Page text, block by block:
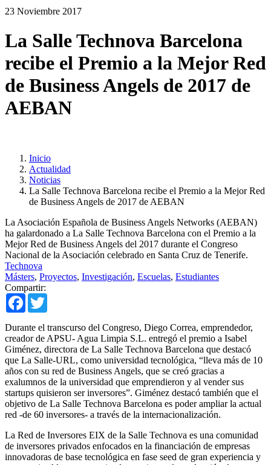
23 Noviembre 2017
La Salle Technova Barcelona
recibe el Premio a la Mejor Red
de Business Angels de 2017 de
AEBAN
Inicio
Actualidad
Noticias
La Salle Technova Barcelona recibe el Premio a la Mejor Red
de Business Angels de 2017 de AEBAN
La Asociación Española de Business Angels Networks (AEBAN)
ha galardonado a La Salle Technova Barcelona con el Premio a la
Mejor Red de Business Angels del 2017 durante el Congreso
Nacional de la Asociación celebrado en Santa Cruz de Tenerife.
Technova
Másters, Proyectos, Investigación, Escuelas, Estudiantes
Compartir:
Facebook
Durante el transcurso del Congreso, Diego Correa, emprendedor,
creador de APSU- Agua Limpia S.L. entregó el premio a Isabel
Giménez, directora de La Salle Technova Barcelona que destacó
que La Salle-URL, como universidad tecnológica, “lleva más de 10
años con su red de Business Angels, que se creó gracias a
exalumnos de la universidad que emprendieron y al vender sus
startups quisieron ser inversores”. Giménez destacó también que el
objetivo de La Salle Technova Barcelona es poder ampliar la actual
red -de 60 inversores- a través de la internacionalización.
La Red de Inversores EIX de la Salle Technova es una comunidad
de inversores privados enfocados en la financiación de empresas
innovadoras de base tecnológica en fase seed de gran experiencia y